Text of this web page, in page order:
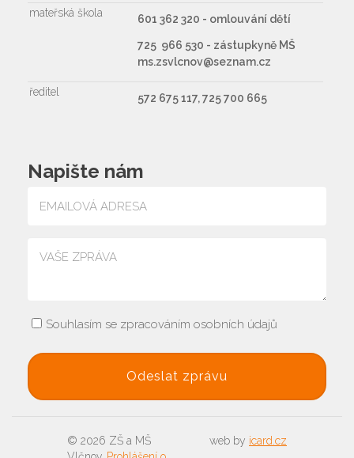
mateřská škola
601 362 320 - omlouvání dětí
725 966 530 - zástupkyně MŠ
ms.zsvlcnov@seznam.cz
ředitel 572 675 117, 725 700 665
Napište nám
Souhlasím se zpracováním osobních údajů
© 2026 ZŠ a MŠ
web by icard.cz